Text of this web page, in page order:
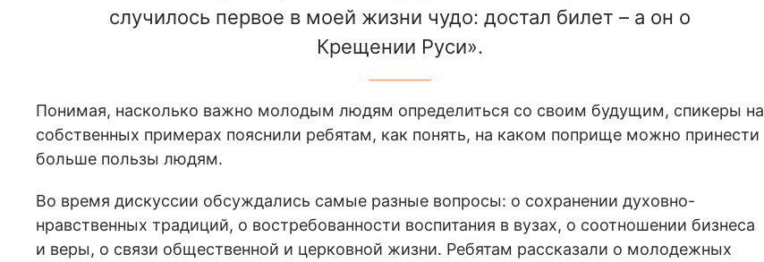
случилось первое в моей жизни чудо: достал билет – а он о
Крещении Руси».
Понимая, насколько важно молодым людям определиться со своим будущим, спикеры на
собственных примерах пояснили ребятам, как понять, на каком поприще можно принести
больше пользы людям.
Во время дискуссии обсуждались самые разные вопросы: о сохранении духовно-
нравственных традиций, о востребованности воспитания в вузах, о соотношении бизнеса
и веры, о связи общественной и церковной жизни. Ребятам рассказали о молодежных